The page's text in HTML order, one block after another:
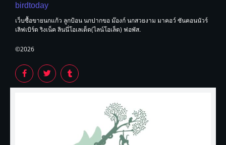
birdtoday
เว็บซื้อขายนกแก้ว ลูกป้อน นกปากขอ ม๊องก์ นกสวยงาม มาคอว์ ซันคอนนัวร์
เลิฟเบิร์ด ริงเน็ค ลินนี่โอเลเต็ด(ไลน์โอเล็ต) ฟอพัส.
©2026